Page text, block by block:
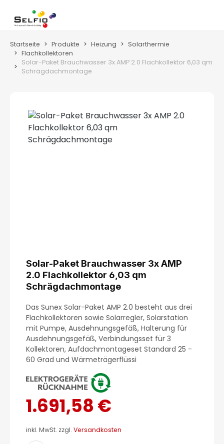
Zum Hauptinhalt springen
Startseite Produkte Heizung
Solarthermie
Flachkollektoren
Solar-Paket Brauchwasser 3x AMP 2.0 Flachkollektor 6,03 qm
Schrägdachmontage
Solar-Paket Brauchwasser 3x AMP
2.0 Flachkollektor 6,03 qm
Schrägdachmontage
Das Sunex Solar-Paket AMP 2.0 besteht aus drei
Flachkollektoren sowie Solarregler, Solarstation
mit Pumpe, Ausdehnungsgefäß, Halterung für
Ausdehnungsgefäß, Verbindungsset für 3
Kollektoren, Aufdachmontageset Standard 25 -
60 Grad und Wärmeträgerflüssi
1.691,58 €
inkl. MwSt. zzgl. Versandkosten